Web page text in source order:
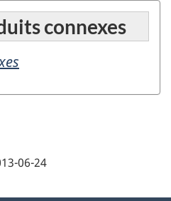
connexes
06-24